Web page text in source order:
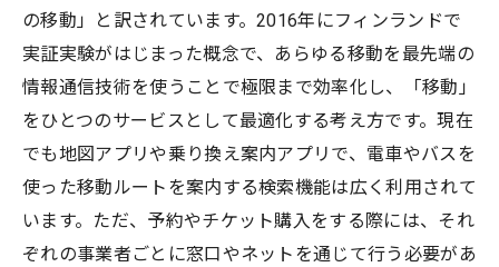
の移動」と訳されています。2016年にフィンランドで
実証実験がはじまった概念で、あらゆる移動を最先端の
情報通信技術を使うことで極限まで効率化し、「移動」
をひとつのサービスとして最適化する考え方です。現在
でも地図アプリや乗り換え案内アプリで、電車やバスを
使った移動ルートを案内する検索機能は広く利用されて
います。ただ、予約やチケット購入をする際には、それ
ぞれの事業者ごとに窓口やネットを通じて行う必要があ